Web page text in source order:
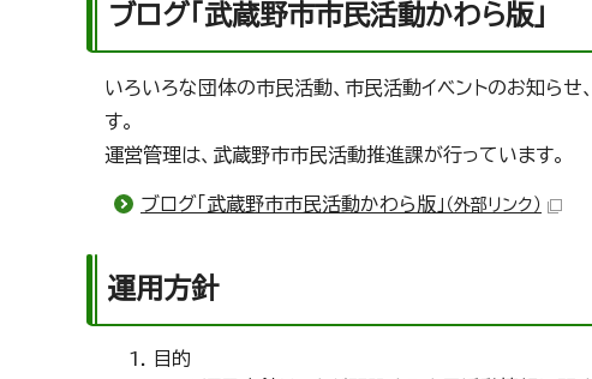
ブログ「武蔵野市市民活動かわら版」
いろいろな団体の市民活動、市民活動イベントのお知ら
す。
運営管理は、武蔵野市市民活動推進課が行っています。
ブログ「武蔵野市市民活動かわら版」 （外部リンク）
運用方針
目的